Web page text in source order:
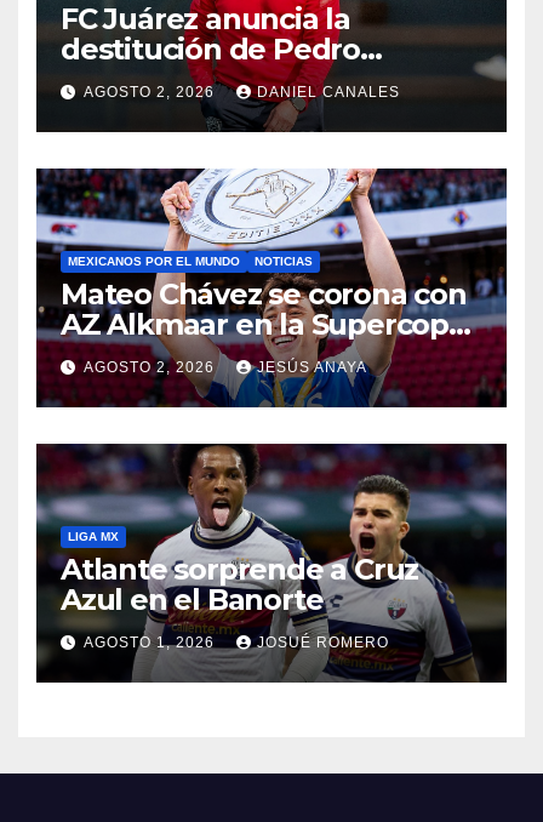
FC Juárez anuncia la
destitución de Pedro
Caixinha
AGOSTO 2, 2026 DANIEL CANALES
MEXICANOS POR EL MUNDO NOTICIAS
Mateo Chávez se corona con
AZ Alkmaar en la Supercopa
de Países Bajos
AGOSTO 2, 2026 JESÚS ANAYA
LIGA MX
Atlante sorprende a Cruz
Azul en el Banorte
AGOSTO 1, 2026 JOSUÉ ROMERO